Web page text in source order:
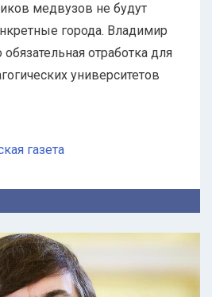
медвузов не будут
города. Владимир
отработка для
университетов
газета